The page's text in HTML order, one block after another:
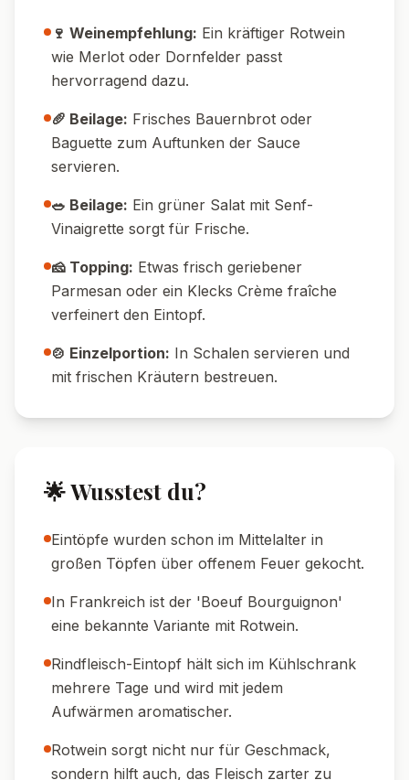
🍷 Weinempfehlung: Ein kräftiger Rotwein
wie Merlot oder Dornfelder passt
hervorragend dazu.
🥖 Beilage: Frisches Bauernbrot oder
Baguette zum Auftunken der Sauce
servieren.
🥗 Beilage: Ein grüner Salat mit Senf-
Vinaigrette sorgt für Frische.
🧀 Topping: Etwas frisch geriebener
Parmesan oder ein Klecks Crème fraîche
verfeinert den Eintopf.
🍲 Einzelportion: In Schalen servieren und
mit frischen Kräutern bestreuen.
🌟 Wusstest du?
Eintöpfe wurden schon im Mittelalter in
großen Töpfen über offenem Feuer gekocht.
In Frankreich ist der 'Boeuf Bourguignon'
eine bekannte Variante mit Rotwein.
Rindfleisch-Eintopf hält sich im Kühlschrank
mehrere Tage und wird mit jedem
Aufwärmen aromatischer.
Rotwein sorgt nicht nur für Geschmack,
sondern hilft auch, das Fleisch zarter zu